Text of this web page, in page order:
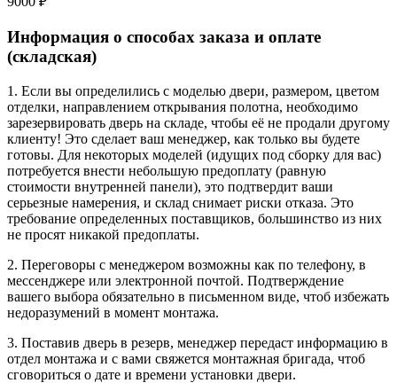
Информация о способах заказа и оплате
(складская)
1. Если вы определились с моделью двери, размером, цветом
отделки, направлением открывания полотна, необходимо
зарезервировать дверь на складе, чтобы её не продали другому
клиенту! Это сделает ваш менеджер, как только вы будете
готовы. Для некоторых моделей (идущих под сборку для вас)
потребуется внести небольшую предоплату (равную
стоимости внутренней панели), это подтвердит ваши
серьезные намерения, и склад снимает риски отказа. Это
требование определенных поставщиков, большинство из них
не просят никакой предоплаты.
2. Переговоры с менеджером возможны как по телефону, в
мессенджере или электронной почтой. Подтверждение
вашего выбора обязательно в письменном виде, чтоб избежать
недоразумений в момент монтажа.
3. Поставив дверь в резерв, менеджер передаст информацию в
отдел монтажа и с вами свяжется монтажная бригада, чтоб
сговориться о дате и времени установки двери.